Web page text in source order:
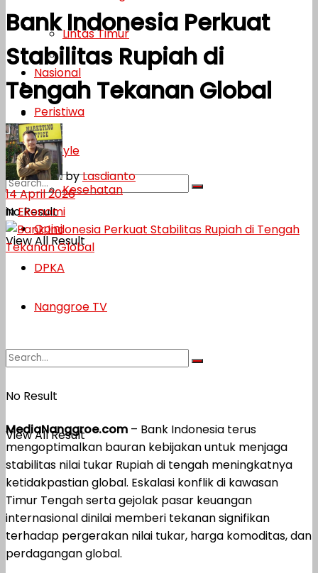
Lifestyle
Kesehatan
Opini
DPKA
Nanggroe TV
No Result
View All Result
Lintas Timur
Nasional
Peristiwa
Lifestyle
Kesehatan
Opini
DPKA
Nanggroe TV
No Result
View All Result
Bank Indonesia Perkuat
Stabilitas Rupiah di
Tengah Tekanan Global
byLasdianto
14 April 2026
inEkonomi
MediaNanggroe.com – Bank Indonesia terus
mengoptimalkan bauran kebijakan untuk menjaga
stabilitas nilai tukar Rupiah di tengah meningkatnya
ketidakpastian global. Eskalasi konflik di kawasan
Timur Tengah serta gejolak pasar keuangan
internasional dinilai memberi tekanan signifikan
terhadap pergerakan nilai tukar, harga komoditas, dan
perdagangan global.